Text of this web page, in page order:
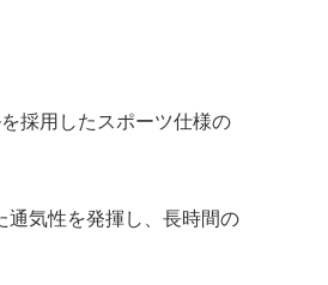
採用したスポーツ仕様の
気性を発揮し、長時間の